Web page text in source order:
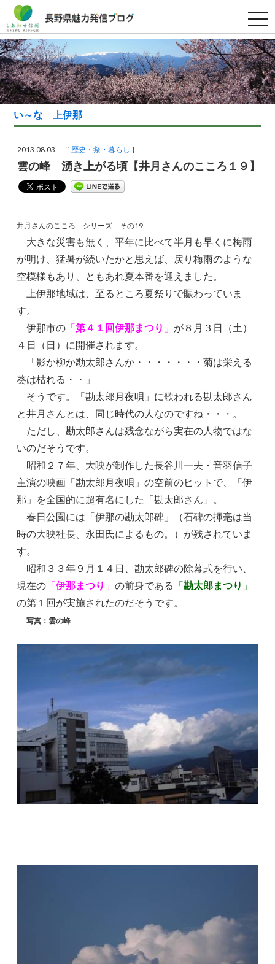
t
o
g
g
l
e
n
a
v
i
t
い～な 上伊那
2013.08.03 ［ 歴史・祭・暮らし ］
雲の峰 湧き上がる頃【井月さんのこころ１９】
井月さんのこころ シリーズ その19
大きな災害も無く、平年に比べて半月も早くに梅雨
が明け、猛暑が続いたかと思えば、戻り梅雨のような
空模様もあり、ともあれ夏本番を迎えました。
上伊那地域は、至るところ夏祭りで賑わっていま
す。
伊那市の 「第４１回伊那まつり 」 が８月３日（土）
４日（日）に開催されます。
「影か柳か勘太郎さんか・・・・・・・菊は栄える
葵は枯れる・・」
そうです。「勘太郎月夜唄」に歌われる勘太郎さん
と井月さんとは、同じ時代の人なのですね・・・。
ただし、勘太郎さんは残念ながら実在の人物ではな
いのだそうです。
昭和２７年、大映が制作した長谷川一夫・音羽信子
主演の映画「勘太郎月夜唄」の空前のヒットで、「伊
那」を全国的に超有名にした「勘太郎さん」。
春日公園には「伊那の勘太郎碑」（石碑の揮毫は当
時の大映社長、永田氏によるもの。）が残されていま
す。
昭和３３年９月１４日、勘太郎碑の除幕式を行い、
現在の 「伊那まつり 」の前身である 「勘太郎まつり 」
の第１回が実施されたのだそうです。
写真：雲の峰